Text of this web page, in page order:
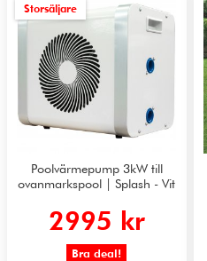
Storsäljare
Poolvärmepump 3kW till
ovanmarkspool | Splash - Vit
2995 kr
Bra deal!